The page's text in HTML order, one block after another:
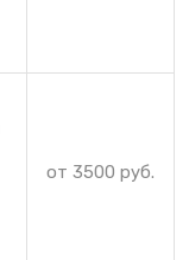
от 3500 руб.